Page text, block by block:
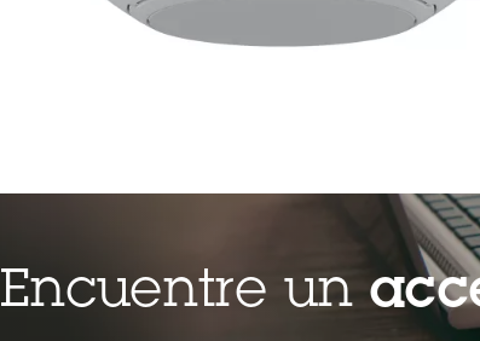
Encuentre un